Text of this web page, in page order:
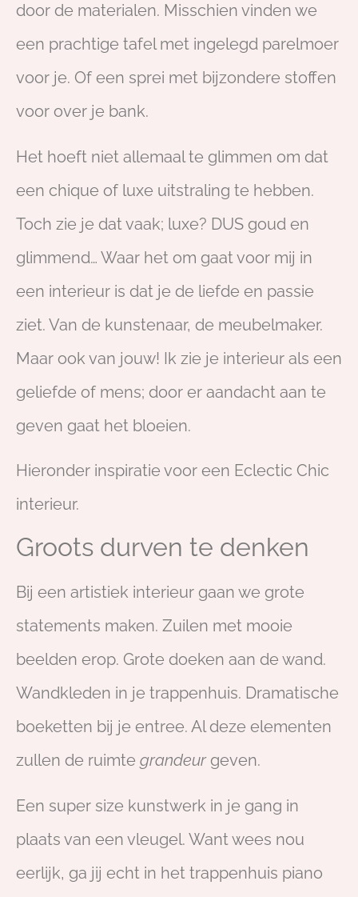
door de materialen. Misschien vinden we
een prachtige tafel met ingelegd parelmoer
voor je. Of een sprei met bijzondere stoffen
voor over je bank.
Het hoeft niet allemaal te glimmen om dat
een chique of luxe uitstraling te hebben.
Toch zie je dat vaak; luxe? DUS goud en
glimmend… Waar het om gaat voor mij in
een interieur is dat je de liefde en passie
ziet. Van de kunstenaar, de meubelmaker.
Maar ook van jouw! Ik zie je interieur als een
geliefde of mens; door er aandacht aan te
geven gaat het bloeien.
Hieronder inspiratie voor een Eclectic Chic
interieur.
Groots durven te denken
Bij een artistiek interieur gaan we grote
statements maken. Zuilen met mooie
beelden erop. Grote doeken aan de wand.
Wandkleden in je trappenhuis. Dramatische
boeketten bij je entree. Al deze elementen
zullen de ruimte grandeurgeven.
Een super size kunstwerk in je gang in
plaats van een vleugel. Want wees nou
eerlijk, ga jij echt in het trappenhuis piano